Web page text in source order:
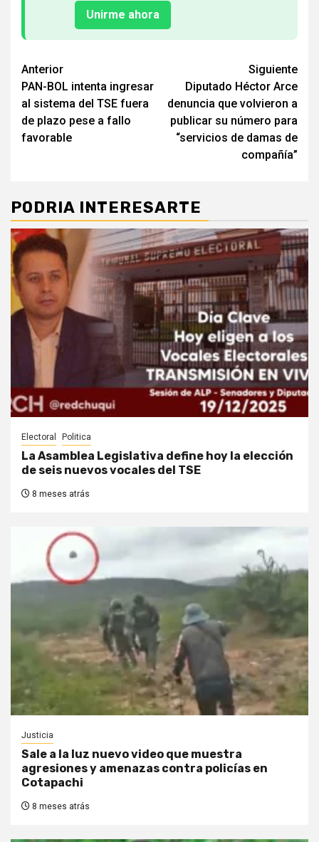
Unirme ahora
Seguir
leyendo
Anterior
PAN-BOL intenta ingresar
al sistema del TSE fuera
de plazo pese a fallo
favorable
Siguiente
Diputado Héctor Arce
denuncia que volvieron a
publicar su número para
“servicios de damas de
compañía”
PODRIA INTERESARTE
Electoral Politica
La Asamblea Legislativa define hoy la elección
de seis nuevos vocales del TSE
8 meses atrás
Justicia
Sale a la luz nuevo video que muestra
agresiones y amenazas contra policías en
Cotapachi
8 meses atrás